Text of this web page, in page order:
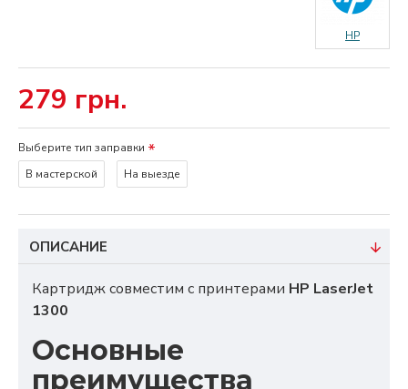
279 грн.
HP
Выберите тип заправки
В мастерской
На выезде
ОПИСАНИЕ
Картридж совместим с принтерами HP LaserJet
1300
Основные
преимущества